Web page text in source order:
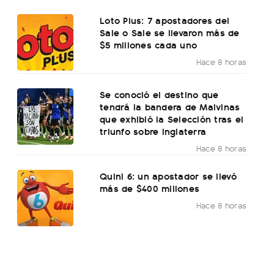
Loto Plus: 7 apostadores del
Sale o Sale se llevaron más de
$5 millones cada uno
Hace 8 horas
Se conoció el destino que
tendrá la bandera de Malvinas
que exhibió la Selección tras el
triunfo sobre Inglaterra
Hace 8 horas
Quini 6: un apostador se llevó
más de $400 millones
Hace 8 horas